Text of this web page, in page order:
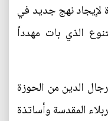
لإيجاد نهج جديد في
الذي بات مهدداً
الدين من الحوزة
المقدسة وأساتذة